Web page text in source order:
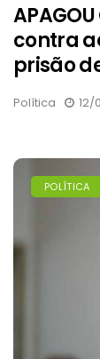
contra
prisão
Política 12/
POLÍTICA